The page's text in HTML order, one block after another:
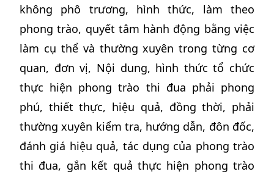
không phô trương, hình thức, làm theo
phong trào, quyết tâm hành động bằng việc
làm cụ thể và thường xuyên trong từng cơ
quan, đơn vị, Nội dung, hình thức tổ chức
thực hiện phong trào thi đua phải phong
phú, thiết thực, hiệu quả, đồng thời, phải
thường xuyên kiểm tra, hướng dẫn, đôn đốc,
đánh giá hiệu quả, tác dụng của phong trào
thi đua, gắn kết quả thực hiện phong trào